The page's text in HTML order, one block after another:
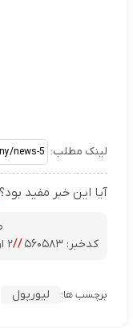
لینک مطلب:
آیا این خبر مفید بود؟
کدخبر:۵۶۰۵۸۳ //۲ اردیبهشت ۱۴۰۵
برچسب ها: لیورپول